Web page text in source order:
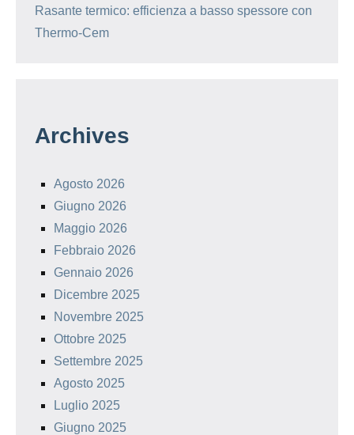
Rasante termico: efficienza a basso spessore con
Thermo-Cem
Archives
Agosto 2026
Giugno 2026
Maggio 2026
Febbraio 2026
Gennaio 2026
Dicembre 2025
Novembre 2025
Ottobre 2025
Settembre 2025
Agosto 2025
Luglio 2025
Giugno 2025